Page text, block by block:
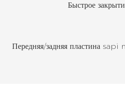
Быстрое
Передняя/задняя пластина